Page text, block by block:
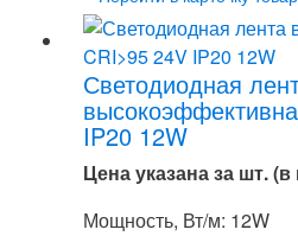
Светодиодная
IP20 12W
Цена указана за шт.
Мощность, Вт/м: 12W